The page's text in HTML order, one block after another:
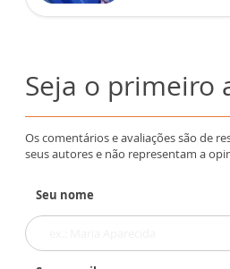
Seja o primeiro
Os comentários e avaliações são de
seus autores e não representam a
Seu nome